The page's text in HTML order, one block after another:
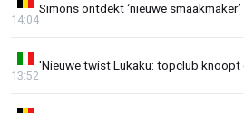
Simons ontdekt ‘nieuwe
14:04
'Nieuwe twist Lukaku: topclub knoopt
13:52